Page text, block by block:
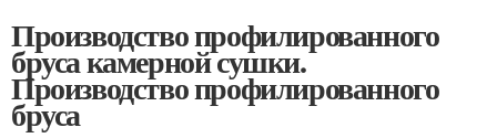
Производство профилированного
бруса камерной сушки.
Производство профилированного
бруса